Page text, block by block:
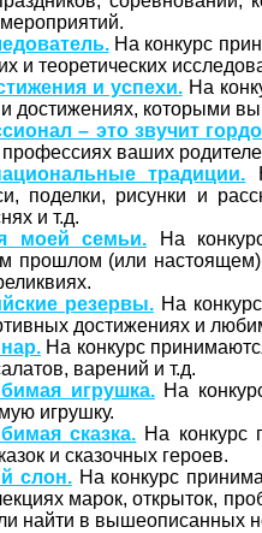
На конкурс
и теоретических
и успехи.На
достижениях, которыми вы
– это звучит
профессиях ваших
традиции.
поделки, рисунки и
и т.д.
моей семьи.
На
прошлом (или
резервы. На
достижениях и
На конкурс
варений и т.д.
игрушка.На
игрушку.
сказка. На конкурс
и сказочных героев.
слон.На конкурс
марок, открыток,
найти в вышеописанных